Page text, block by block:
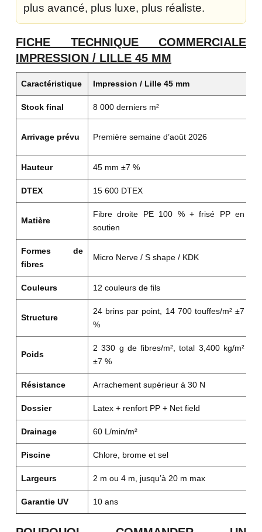
plus avancé, plus luxe, plus réaliste.
FICHE TECHNIQUE COMMERCIALE
IMPRESSION / LILLE 45 MM
Caractéristique Impression / Lille 45 mm
Stock final 8 000 derniers m²
Arrivage prévu Première semaine d’août 2026
Hauteur 45 mm ±7 %
DTEX 15 600 DTEX
Matière
Fibre droite PE 100 % + frisé PP en
soutien
Formes de
fibres
Micro Nerve / S shape / KDK
Couleurs 12 couleurs de fils
Structure
24 brins par point, 14 700 touffes/m² ±7
%
Poids
2 330 g de fibres/m², total 3,400 kg/m²
±7 %
Résistance Arrachement supérieur à 30 N
Dossier Latex + renfort PP + Net field
Drainage 60 L/min/m²
Piscine Chlore, brome et sel
Largeurs 2 m ou 4 m, jusqu’à 20 m max
Garantie UV 10 ans